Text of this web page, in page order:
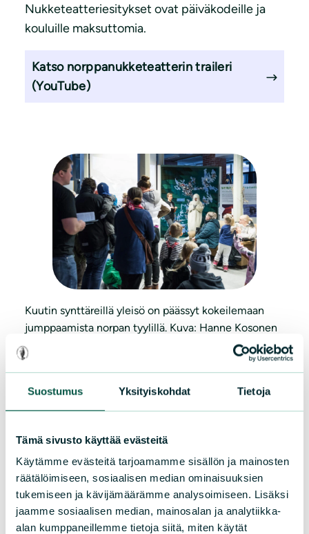
Suostumus Yksityiskohdat Tietoja
Tämä sivusto käyttää evästeitä
Käytämme evästeitä tarjoamamme sisällön ja mainosten
räätälöimiseen, sosiaalisen median ominaisuuksien
tukemiseen ja kävijämäärämme analysoimiseen. Lisäksi
jaamme sosiaalisen median, mainosalan ja analytiikka-
alan kumppaneillemme tietoja siitä, miten käytät
Nukketeatteriesitykset ovat päiväkodeille ja
kouluille maksuttomia.
Katso norppanukketeatterin traileri
(YouTube)
Kuutin synttäreillä yleisö on päässyt kokeilemaan
jumppaamista norpan tyylillä. Kuva: Hanne Kosonen
Kuutin synttärit -
tapahtuma
Saimaannorpan kuutit syntyvät Nestorin
nimipäivän (26.2.) aikoihin. Iloisen
perheenlisäyksen kunniaksi Suomen
luonnonsuojeluliitto järjestää helmikuun lopulla
vuosittain lapsiperheille suunnatun Kuutin